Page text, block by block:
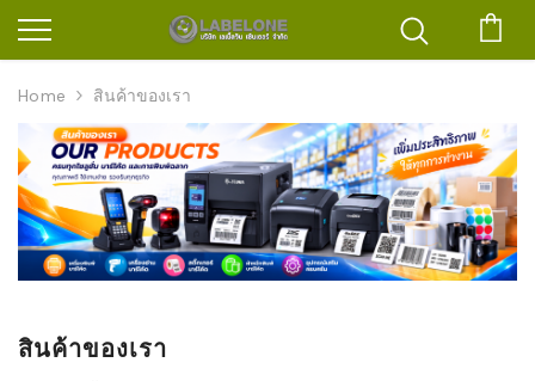
Home สินค้าของเรา
สินค้าของเรา